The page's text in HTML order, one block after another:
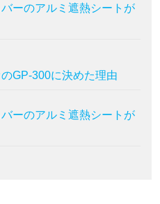
ーのアルミ遮熱シートが
GP-300に決めた理由
ーのアルミ遮熱シートが